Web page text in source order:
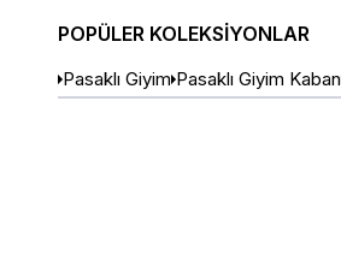
POPÜLER KOLEKSIYONLAR
Pasaklı Giyim Pasaklı Giyim Kaban